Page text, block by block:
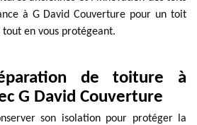
à G David Couverture pour un toit
en vous protégeant.
de toiture à
G David Couverture
son isolation pour protéger la